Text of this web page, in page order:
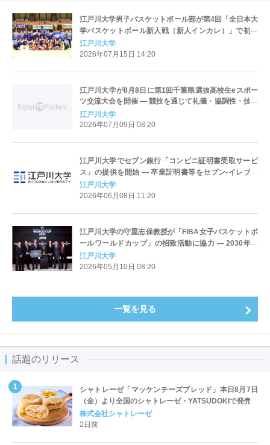
江戸川大学男子バスケットボール部が第4回「全日本大
学バスケットボール新人戦（新人インカレ）」で初優
勝
江戸川大学
2026年07月15日 14:20
江戸川大学が8月8日に第1回千葉県選抜高校生eスポー
ツ交流大会を開催 ― 競技を通じて礼儀・協調性・技術
の向上を目指す
江戸川大学
2026年07月09日 08:20
江戸川大学でセブン銀行「コンビニ証明書受取サービ
ス」の提供を開始 ― 卒業証明書等をセブン-イレブン
のマルチコピー機で発行可能に
江戸川大学
2026年06月08日 11:20
江戸川大学の守屋志保教授が「FIBA女子バスケットボ
ールワールドカップ」の招致活動に協力 ― 2030年に
日本での初開催が決定
江戸川大学
2026年05月10日 08:20
一覧を見る
話題のリリース
シャトレーゼ「マッケンチーズブレッド」本日8月7日
（金）より全国のシャトレーゼ・YATSUDOKIで発売
株式会社シャトレーゼ
2日前